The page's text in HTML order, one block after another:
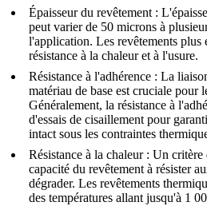
Épaisseur du revêtement :
peut varier de 50 microns à
l'application. Les revêtements plus
résistance à la chaleur et à l'usure.
Résistance à l'adhérence : La
matériau de base est cruciale pour
Généralement, la résistance à
d'essais de cisaillement pour
intact sous les contraintes
Résistance à la chaleur: Un critère
capacité du revêtement à résister
dégrader. Les revêtements
des températures allant jusqu'à 1